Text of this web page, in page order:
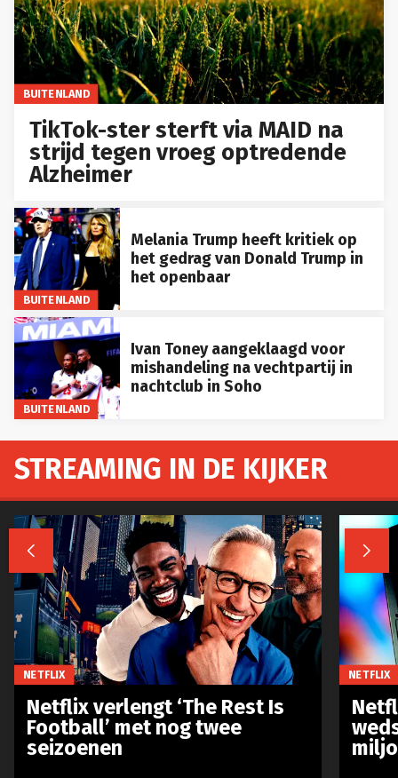
BUITENLAND
TikTok-ster sterft via MAID na
strijd tegen vroeg optredende
Alzheimer
BUITENLAND
Melania Trump heeft kritiek op
het gedrag van Donald Trump in
het openbaar
BUITENLAND
Ivan Toney aangeklaagd voor
mishandeling na vechtpartij in
nachtclub in Soho
STREAMING IN DE KIJKER
 
NETFLIX
Netflix verlengt ‘The Rest Is
Football’ met nog twee
seizoenen
NETFLIX